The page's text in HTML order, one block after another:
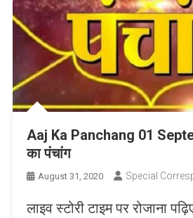
Aaj Ka Panchang 01
का पंचांग
August 31, 2020 Special
लाइव स्टोरी टाइम पर रोजाना